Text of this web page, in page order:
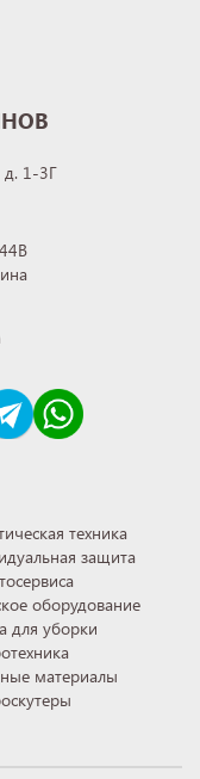
д. 1-3Г
техника
защита
оборудование
для уборки
материалы